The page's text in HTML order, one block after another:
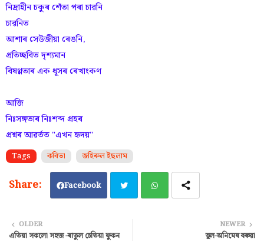
নিদ্ৰাহীন চকুৰ শেঁতা পৰা চাৱনি
চাৱনিত
আশাৰ সেউজীয়া ৰেঙনি,
প্ৰতিচ্ছবিত দৃশ্যমান
বিষণ্ণতাৰ এক ধূসৰ ৰেখাংকণ
আজি
নিঃসঙ্গতাৰ নিঃশব্দ প্ৰহৰ
প্ৰশ্নৰ আৱৰ্তত "এখন হৃদয়"
Tags কবিতা জহিৰুল ইছলাম
Facebook
NEWER
ভুল-অনিমেষ বৰুৱা
OLDER
এতিয়া সকলো সহজ -ৰাতুল চেতিয়া ফুকন